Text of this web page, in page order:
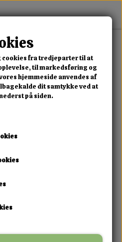
Milano Luxe Sneaker
cookies fra tredjeparter til at
til markedsføring og
hjemmeside anvendes af
dit samtykke ved at
på siden.